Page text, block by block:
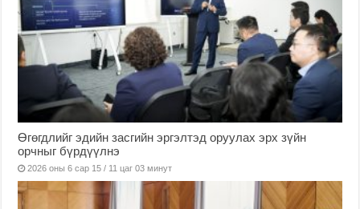
Өгөгдлийг эдийн засгийн эргэлтэд оруулах эрх зүйн
орчныг бүрдүүлнэ
2026 оны 6 сар 15 / 11 цаг 03 минут